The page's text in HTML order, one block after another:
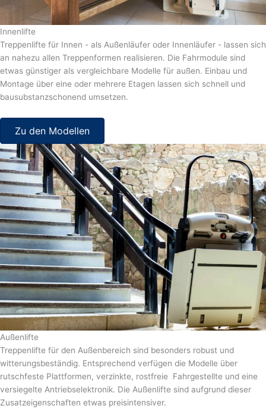
Innenlifte
Treppenlifte für Innen - als Außenläufer oder Innenläufer - lassen sich
an nahezu allen Treppenformen realisieren. Die Fahrmodule sind
etwas günstiger als vergleichbare Modelle für außen. Einbau und
Montage über eine oder mehrere Etagen lassen sich schnell und
bausubstanzschonend umsetzen.
Zu den Modellen
Außenlifte
Treppenlifte für den Außenbereich sind besonders robust und
witterungsbeständig. Entsprechend verfügen die Modelle über
rutschfeste Plattformen, verzinkte, rostfreie Fahrgestellte und eine
versiegelte Antriebselektronik. Die Außenlifte sind aufgrund dieser
Zusatzeigenschaften etwas preisintensiver.